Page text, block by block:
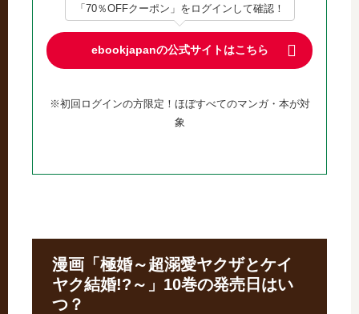
「70％OFFクーポン」をログインして確認！
ebookjapanの公式サイトはこちら
※初回ログインの方限定！ほぼすべてのマンガ・本が対
象
漫画「極婚～超溺愛ヤクザとケイ
ヤク結婚!?～」10巻の発売日はい
つ？